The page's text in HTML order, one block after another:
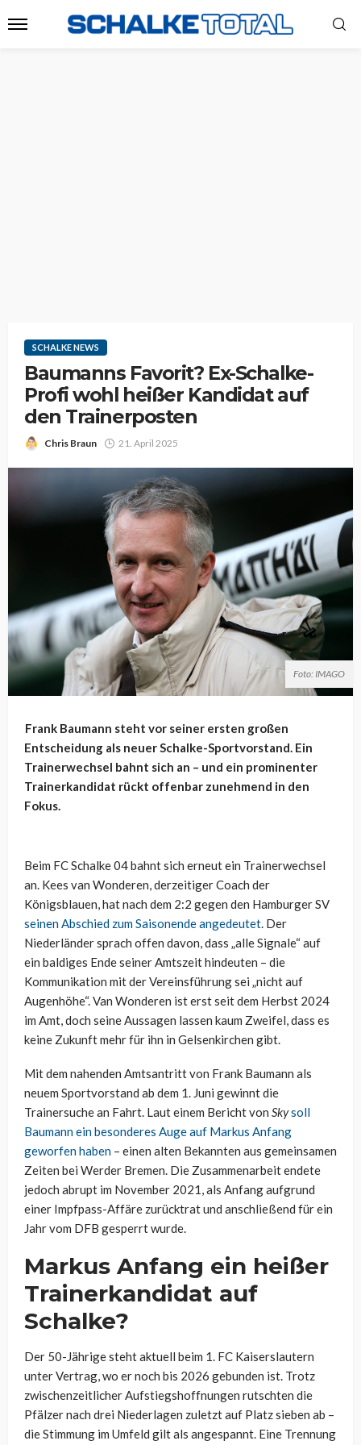
SCHALKE NEWS
Baumanns Favorit? Ex-Schalke-
Profi wohl heißer Kandidat auf
den Trainerposten
Chris Braun 21. April 2025
Foto: IMAGO
Frank Baumann steht vor seiner ersten großen
Entscheidung als neuer Schalke-Sportvorstand. Ein
Trainerwechsel bahnt sich an – und ein prominenter
Trainerkandidat rückt offenbar zunehmend in den
Fokus.
Beim FC Schalke 04 bahnt sich erneut ein Trainerwechsel
an. Kees van Wonderen, derzeitiger Coach der
Königsblauen, hat nach dem 2:2 gegen den Hamburger SV
seinen Abschied zum Saisonende angedeutet. Der
Niederländer sprach offen davon, dass „alle Signale“ auf
ein baldiges Ende seiner Amtszeit hindeuten – die
Kommunikation mit der Vereinsführung sei „nicht auf
Augenhöhe“. Van Wonderen ist erst seit dem Herbst 2024
im Amt, doch seine Aussagen lassen kaum Zweifel, dass es
keine Zukunft mehr für ihn in Gelsenkirchen gibt.
Mit dem nahenden Amtsantritt von Frank Baumann als
neuem Sportvorstand ab dem 1. Juni gewinnt die
Trainersuche an Fahrt. Laut einem Bericht von Skysoll
Baumann ein besonderes Auge auf Markus Anfang
geworfen haben – einen alten Bekannten aus gemeinsamen
Zeiten bei Werder Bremen. Die Zusammenarbeit endete
jedoch abrupt im November 2021, als Anfang aufgrund
einer Impfpass-Affäre zurücktrat und anschließend für ein
Jahr vom DFB gesperrt wurde.
Markus Anfang ein heißer
Trainerkandidat auf
Schalke?
Der 50-Jährige steht aktuell beim 1. FC Kaiserslautern
unter Vertrag, wo er noch bis 2026 gebunden ist. Trotz
zwischenzeitlicher Aufstiegshoffnungen rutschten die
Pfälzer nach drei Niederlagen zuletzt auf Platz sieben ab –
die Stimmung im Umfeld gilt als angespannt. Eine Trennung